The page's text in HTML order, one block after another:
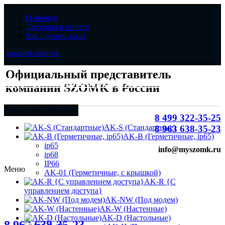
О бренде
Доставка и оплата
Как сделать заказ
заказать звонок
Официальный представитель
компании SZOMK в России
Официальный представитель
компании SZOMK в России
8 499 322-35-25
8 963 638-35-23
info@myszomk.ru
Меню
8 (499) 322-35-25
AK-S (Стандартные)
AK-B (Герметичные, ip65)
ip65
ip68
IP66
AK-01 (Герметичные, с крышкой)
AK-R {С
управлением доступа}
AK-NW (Под модем)
AK-W (Настенные)
AK-D (Настольные)
Увеличить